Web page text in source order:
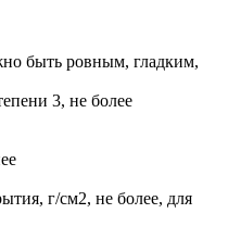
быть ровным, гладким,
3, не более
г/см2, не более, для